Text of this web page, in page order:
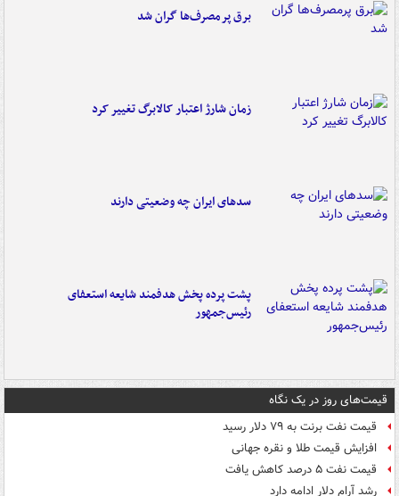
برق پرمصرف‌ها گران شد
زمان شارژ اعتبار کالابرگ تغییر کرد
سدهای ایران چه وضعیتی دارند
پشت پرده پخش هدفمند شایعه استعفای
رئیس‌جمهور
قیمت‌های روز در یک نگاه
قیمت نفت برنت به ۷۹ دلار رسید
افزایش قیمت طلا و نقره جهانی
قیمت نفت ۵ درصد کاهش یافت
رشد آرام دلار ادامه دارد